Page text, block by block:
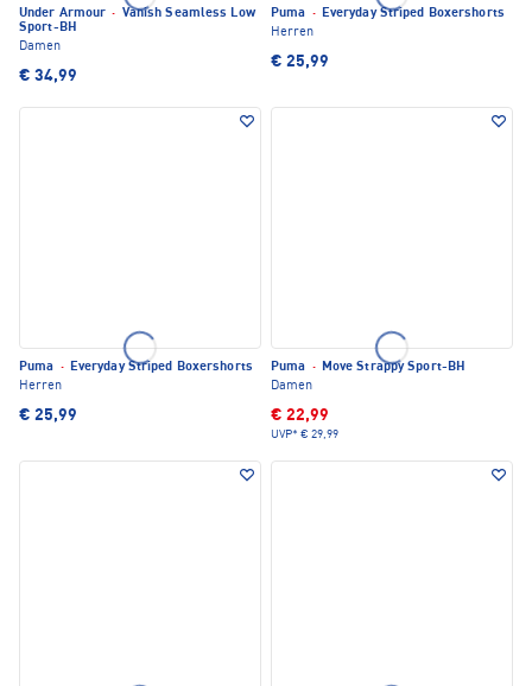
Under Armour · Vanish Seamless Low
Sport-BH
Damen
€ 34,99
Puma · Everyday Striped Boxershorts
Herren
€ 25,99
Puma · Everyday Striped Boxershorts
Herren
€ 25,99
Puma · Move Strappy Sport-BH
Damen
€ 22,99
UVP* € 29,99